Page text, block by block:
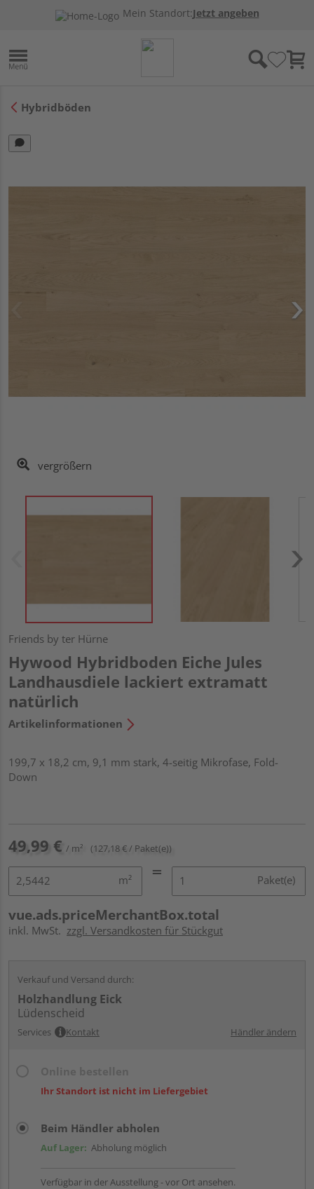
Mein Standort:Jetzt angeben
Hybridböden
vergrößern
Friends by ter Hürne
Hywood Hybridboden Eiche Jules
Landhausdiele lackiert extramatt
natürlich
Artikelinformationen
199,7 x 18,2 cm, 9,1 mm stark, 4-seitig Mikrofase, Fold-
Down
49,99 € / m² (127,18 € / Paket(e))
m² Paket(e)
vue.ads.priceMerchantBox.total
inkl. MwSt. zzgl. Versandkosten für Stückgut
Verkauf und Versand durch:
Holzhandlung Eick
Lüdenscheid
Services Kontakt Händler ändern
Ihr Standort ist nicht im Liefergebiet
Beim Händler abholen
Auf Lager: Abholung möglich
Verfügbar in der Ausstellung - vor Ort ansehen.